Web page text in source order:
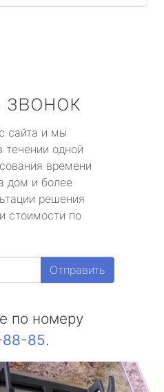
звонок
сайта и мы
одной
времени
дом и более
решения
стоимости по
Отправить
по номеру
85.